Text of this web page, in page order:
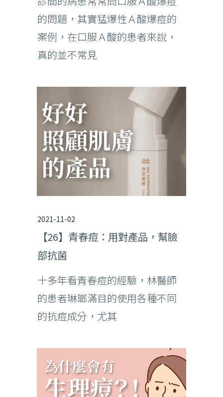
的問題，其實猛爆性Ａ酸爆痘的
案例，在口服Ａ酸的患者來說，
真的並不常見
2021-11-02
【26】青春痘：用對產品，幫臉
部抗菌
十多年看青春痘的經驗，林醫師
的患者琳瑯滿目的使用各種不同
的抗痘成分，尤其